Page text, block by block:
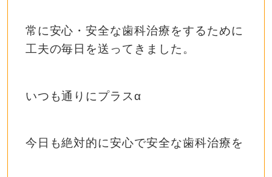
常に安心・安全な歯科治療をするために
工夫の毎日を送ってきました。
いつも通りにプラスα
今日も絶対的に安心で安全な歯科治療を